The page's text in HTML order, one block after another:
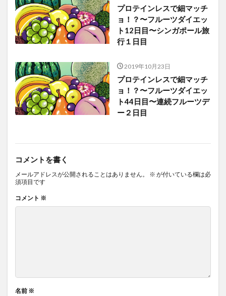
プロテインレスで細マッチ
ョ！？〜フルーツダイエッ
ト12日目〜シンガポール旅
行１日目
2019年10月23日
プロテインレスで細マッチ
ョ！？〜フルーツダイエッ
ト44日目〜連続フルーツデ
ー２日目
コメントを書く
メールアドレスが公開されることはありません。 ※ が付いている欄は必
須項目です
コメント ※
名前 ※